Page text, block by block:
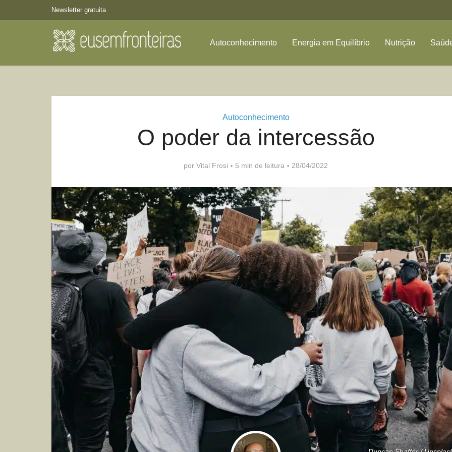
Newsletter gratuita
Autoconhecimento Energia em Equilíbrio Nutrição
Autoconhecimento
O poder da intercessão
por Vital Frosi 5 min de leitura 28/04/2022